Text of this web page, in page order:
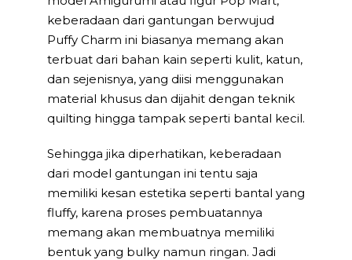
keberadaan dari gantungan berwujud
Puffy Charm ini biasanya memang akan
terbuat dari bahan kain seperti kulit, katun,
dan sejenisnya, yang diisi menggunakan
material khusus dan dijahit dengan teknik
quilting hingga tampak seperti bantal kecil.
Sehingga jika diperhatikan, keberadaan
dari model gantungan ini tentu saja
memiliki kesan estetika seperti bantal yang
fluffy, karena proses pembuatannya
memang akan membuatnya memiliki
bentuk yang bulky namun ringan. Jadi